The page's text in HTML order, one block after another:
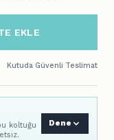
EKLE
Kutuda Güvenli Teslimat
koltuğu
Dene